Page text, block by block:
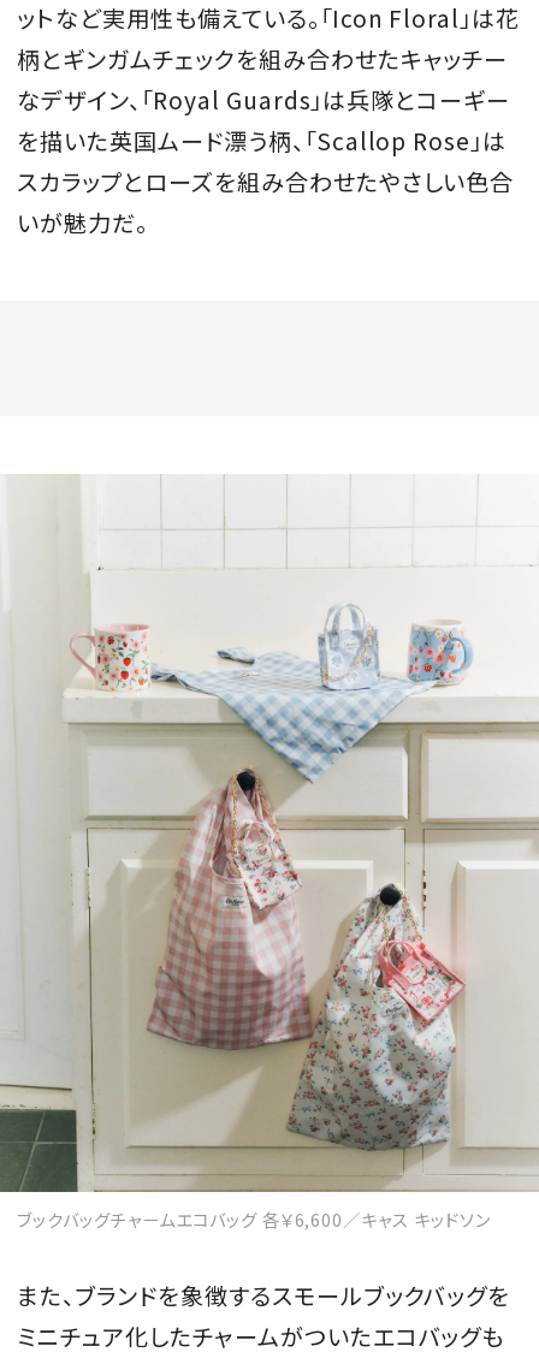
ットなど実用性も備えている。「Icon Floral」は花
柄とギンガムチェックを組み合わせたキャッチー
なデザイン、「Royal Guards」は兵隊とコーギー
を描いた英国ムード漂う柄、「Scallop Rose」は
スカラップとローズを組み合わせたやさしい色合
いが魅力だ。
ブックバッグチャームエコバッグ 各￥6,600／キャス キッドソン
また、ブランドを象徴するスモールブックバッグを
ミニチュア化したチャームがついたエコバッグも